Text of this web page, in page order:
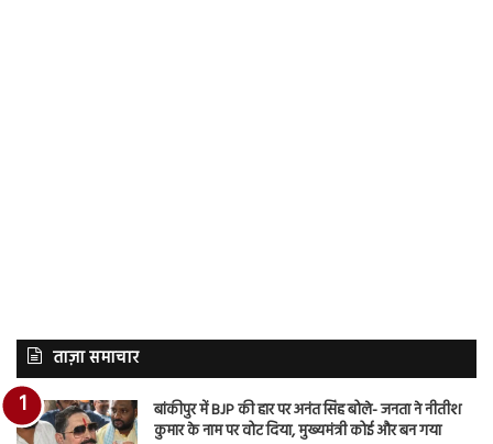
ताज़ा समाचार
बांकीपुर में BJP की हार पर अनंत सिंह बोले- जनता ने नीतीश
कुमार के नाम पर वोट दिया, मुख्यमंत्री कोई और बन गया